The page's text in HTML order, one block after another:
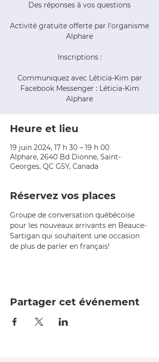
Des réponses à vos questions
Activité gratuite offerte par l'organisme
Alphare
Inscriptions :
Communiquez avec Léticia-Kim par
Facebook Messenger : Léticia-Kim
Alphare
Heure et lieu
19 juin 2024, 17 h 30 – 19 h 00
Alphare, 2640 Bd Dionne, Saint-
Georges, QC G5Y, Canada
Réservez vos places
Groupe de conversation québécoise
pour les nouveaux arrivants en Beauce-
Sartigan qui souhaitent une occasion
de plus de parler en français!
Partager cet événement